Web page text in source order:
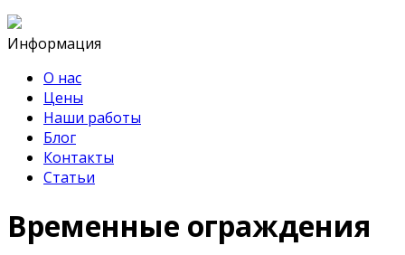
Информация
О нас
Цены
Наши работы
Блог
Контакты
Статьи
Временные ограждения